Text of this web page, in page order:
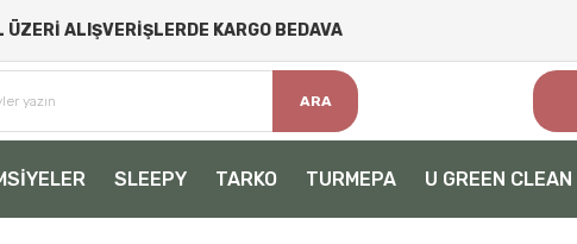
ALIŞVERİŞLERDE KARGO BEDAVA
ARA
SLEEPY TARKO TURMEPA U GREEN CLEAN